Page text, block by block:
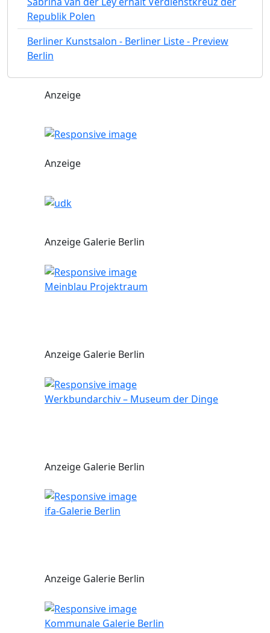
Republik Polen
Berliner Kunstsalon - Berliner Liste - Preview
Berlin
Anzeige
Anzeige
Anzeige Galerie Berlin
Meinblau Projektraum
Anzeige Galerie Berlin
Werkbundarchiv – Museum der Dinge
Anzeige Galerie Berlin
ifa-Galerie Berlin
Anzeige Galerie Berlin
Kommunale Galerie Berlin